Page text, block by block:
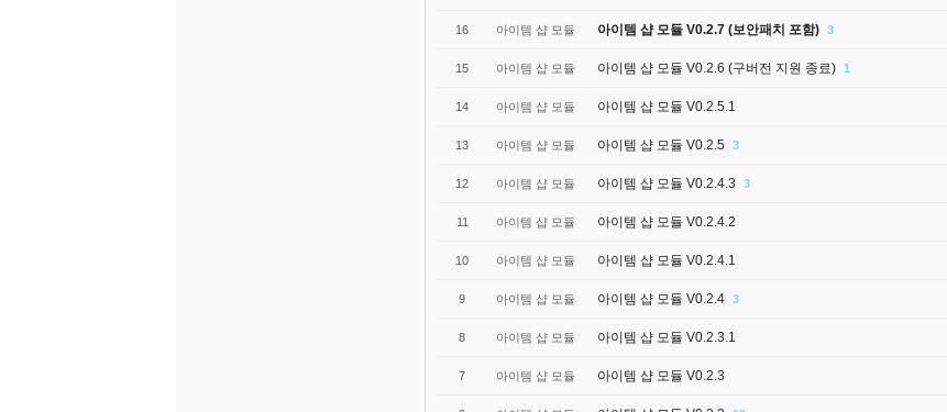
16 아이템 샵 모듈 아이템 샵 모듈 V0.2.7 (보안패치 포함) 3
15 아이템 샵 모듈 아이템 샵 모듈 V0.2.6 (구버전 지원 종료) 1
14 아이템 샵 모듈 아이템 샵 모듈 V0.2.5.1
13 아이템 샵 모듈 아이템 샵 모듈 V0.2.5 3
12 아이템 샵 모듈 아이템 샵 모듈 V0.2.4.3 3
11 아이템 샵 모듈 아이템 샵 모듈 V0.2.4.2
10 아이템 샵 모듈 아이템 샵 모듈 V0.2.4.1
9 아이템 샵 모듈 아이템 샵 모듈 V0.2.4 3
8 아이템 샵 모듈 아이템 샵 모듈 V0.2.3.1
7 아이템 샵 모듈 아이템 샵 모듈 V0.2.3